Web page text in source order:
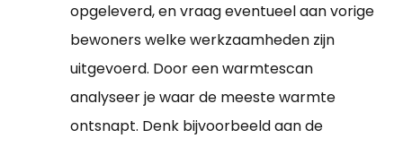
opgeleverd, en vraag eventueel aan vorige
bewoners welke werkzaamheden zijn
uitgevoerd. Door een warmtescan
analyseer je waar de meeste warmte
ontsnapt. Denk bijvoorbeeld aan de